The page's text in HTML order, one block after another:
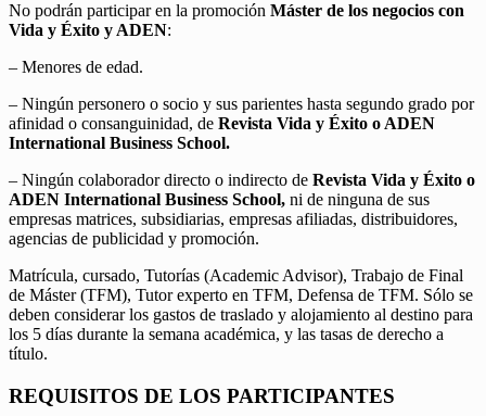
No podrán participar en la promoción Máster de los negocios con
Vida y Éxito y ADEN:
– Menores de edad.
– Ningún personero o socio y sus parientes hasta segundo grado por
afinidad o consanguinidad, de Revista Vida y Éxito o ADEN
International Business School.
– Ningún colaborador directo o indirecto de Revista Vida y Éxito o
ADEN International Business School, ni de ninguna de sus
empresas matrices, subsidiarias, empresas afiliadas, distribuidores,
agencias de publicidad y promoción.
Matrícula, cursado, Tutorías (Academic Advisor), Trabajo de Final
de Máster (TFM), Tutor experto en TFM, Defensa de TFM. Sólo se
deben considerar los gastos de traslado y alojamiento al destino para
los 5 días durante la semana académica, y las tasas de derecho a
título.
REQUISITOS DE LOS PARTICIPANTES